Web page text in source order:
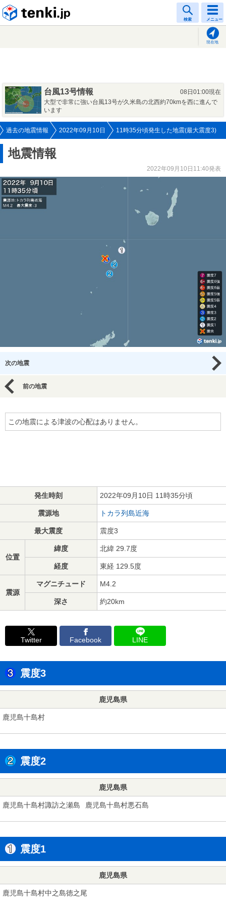
検索 メニュー
現在地
台風13号情報
08日01:00現在
大型で非常に強い台風13号が久米島の北西約70kmを西に進んで
います
過去の地震情報 2022年09月10日 11時35分頃発生した地震(最大震度3)
地震情報
2022年09月10日11:40発表
次の地震
前の地震
この地震による津波の心配はありません。
発生時刻 2022年09月10日 11時35分頃
震源地 トカラ列島近海
最大震度 震度3
位置
緯度 北緯 29.7度
経度 東経 129.5度
震源
マグニチュード M4.2
深さ 約20km
Twitter Facebook LINE
震度3
鹿児島県
鹿児島十島村
震度2
鹿児島県
鹿児島十島村諏訪之瀬島 鹿児島十島村悪石島
震度1
鹿児島県
鹿児島十島村中之島徳之尾